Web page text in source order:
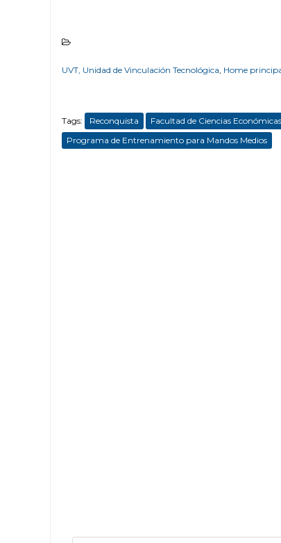
UVT, Unidad de Vinculación Tecnológica Home
Tags: Reconquista Facultad de Ciencias Económicas
Programa de Entrenamiento para Mandos Medios